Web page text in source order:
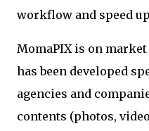
workflow and speed
MomaPIX is on
has been developed
agencies and
contents (photos,